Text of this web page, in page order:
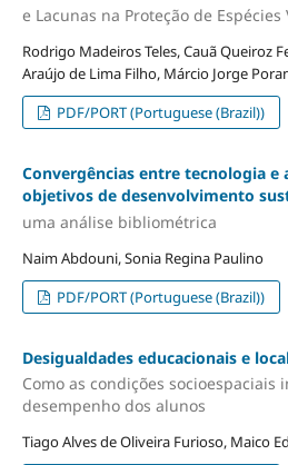
e Lacunas na Proteção de Espécies
Rodrigo Madeiros Teles, Cauã Queiroz
Araújo de Lima Filho, Márcio Jorge
PDF/PORT (Portuguese (Brazil))
Convergências entre tecnologia e
objetivos de desenvolvimento
uma análise bibliométrica
Naim Abdouni, Sonia Regina Paulino
PDF/PORT (Portuguese (Brazil))
Desigualdades educacionais e
Como as condições socioespaciais
desempenho dos alunos
Tiago Alves de Oliveira Furioso, Maico